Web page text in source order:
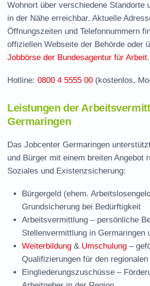
Jobcenter Ostallgäu –
Häufige Fragen rund ums
Wohnort über verschiedene Standorte
in der Nähe erreichbar. Aktuelle
Öffnungszeiten und Telefonnummern
offiziellen Webseite der Behörde oder
Jobbörse der Bundesagentur für Arbeit.
Hotline: 0800 4 5555 00 (kostenlos,
Leistungen der
Germaringen
Das Jobcenter Germaringen
und Bürger mit einem breiten Angebot
Soziales und Existenzsicherung:
Bürgergeld (ehem.
Grundsicherung bei Bedürftigkeit
Arbeitsvermittlung – persönliche
Stellenvermittlung in Germaringen
Weiterbildung & Umschulung –
Qualifizierungen für den
Eingliederungszuschüsse –